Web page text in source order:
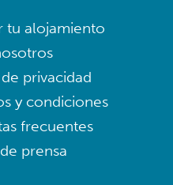
tu alojamiento
privacidad
y condiciones
frecuentes
prensa